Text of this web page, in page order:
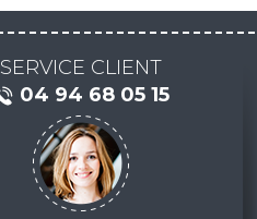
SERVICE CLIENT
04 94 68 05 15